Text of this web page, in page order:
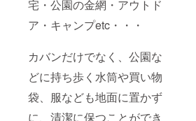
宅・公園の金網・アウトド
ア・キャンプetc・・・
カバンだけでなく、公園な
どに持ち歩く水筒や買い物
袋、服なども地面に置かず
に、清潔に保つことができ